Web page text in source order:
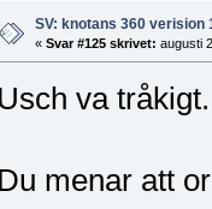
SV: knotans 360 verision
« Svar #125 skrivet: augusti
Usch va
Du menar att